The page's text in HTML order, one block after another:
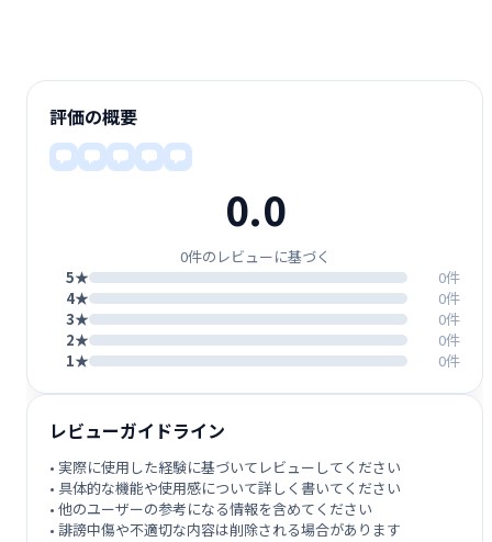
評価の概要
0.0
0件のレビューに基づく
5★
0件
4★
0件
3★
0件
2★
0件
1★
0件
レビューガイドライン
• 実際に使用した経験に基づいてレビューしてください
• 具体的な機能や使用感について詳しく書いてください
• 他のユーザーの参考になる情報を含めてください
• 誹謗中傷や不適切な内容は削除される場合があります